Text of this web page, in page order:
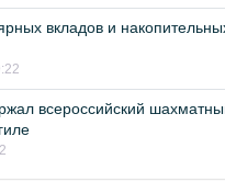
вкладов и
всероссийский